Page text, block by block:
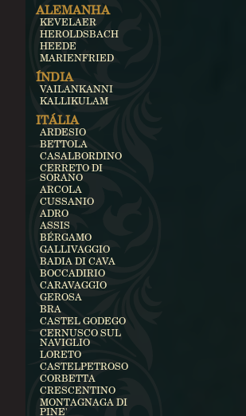
ALEMANHA
KEVELAER
HEROLDSBACH
HEEDE
MARIENFRIED
ÍNDIA
VAILANKANNI
KALLIKULAM
ITÁLIA
ARDESIO
BETTOLA
CASALBORDINO
CERRETO DI
SORANO
ARCOLA
CUSSANIO
ADRO
ASSIS
BÉRGAMO
GALLIVAGGIO
BADIA DI CAVA
BOCCADIRIO
CARAVAGGIO
GEROSA
BRA
CASTEL GODEGO
CERNUSCO SUL
NAVIGLIO
LORETO
CASTELPETROSO
CORBETTA
CRESCENTINO
MONTAGNAGA DI
PINE'